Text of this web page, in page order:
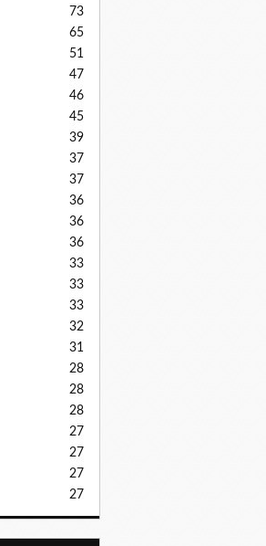
73
65
51
47
46
45
39
37
37
36
36
36
33
33
33
32
31
28
28
28
27
27
27
27